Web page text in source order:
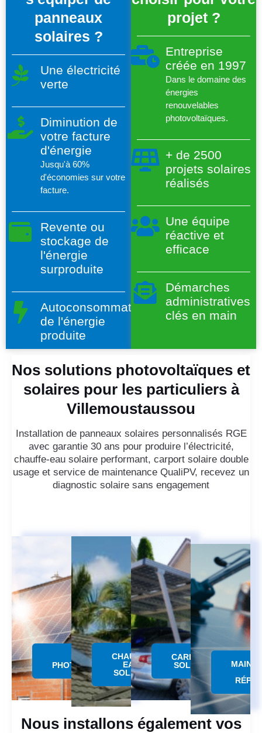
panneaux
solaires ?
Une électricité
verte
Diminution de
votre facture
d'énergie
Jusqu'à 60%
d'économies sur votre
facture.
Revente ou
stockage de
l'énergie
surproduite
Autoconsommation
de l'énergie
produite
projet ?
Entreprise
créée en 1997
Dans le domaine des
énergies
renouvelables
photovoltaïques.
+ de 2500
projets solaires
réalisés
Une équipe
réactive et
efficace
Démarches
administratives
clés en main
Nos solutions photovoltaïques et
solaires pour les particuliers à
Villemoustaussou
Installation de panneaux solaires personnalisés RGE
avec garantie 30 ans pour produire l’électricité,
chauffe-eau solaire performant, carport solaire double
usage et service de maintenance QualiPV, recevez un
diagnostic solaire sans engagement
PANNEAU
PHOTOVOLTAÏQUE
CHAUFFE
EAU
SOLAIRE
CARPORT
SOLAIRE
Nous installons également vos